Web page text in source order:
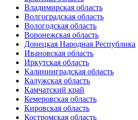
Владимирская область
Волгоградская область
Вологодская область
Воронежская область
Донецкая Народная Республика
Ивановская область
Иркутская область
Калининградская область
Калужская область
Камчатский край
Кемеровская область
Кировская область
Костромская область